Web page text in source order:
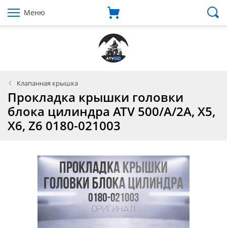
Меню
Клапанная крышка
Прокладка крышки головки
блока цилиндра ATV 500/A/2A, X5,
X6, Z6 0180-021003